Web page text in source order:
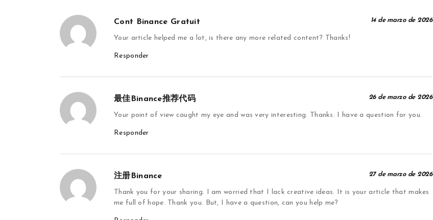
Cont Binance Gratuit 14 de marzo de 2026
Your article helped me a lot, is there any more related content? Thanks!
Responder
最佳Binance推荐代码 26 de marzo de 2026
Your point of view caught my eye and was very interesting. Thanks. I have a question for you.
Responder
注册Binance 27 de marzo de 2026
Thank you for your sharing. I am worried that I lack creative ideas. It is your article that makes
me full of hope. Thank you. But, I have a question, can you help me?